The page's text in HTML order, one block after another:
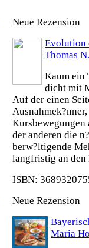
Neue Rezension
Evolution
Thomas
Kaum ein
dicht mit
Auf der einen
der anderen die
berw?ltigende
langfristig an den
ISBN:
Neue Rezension
Maria